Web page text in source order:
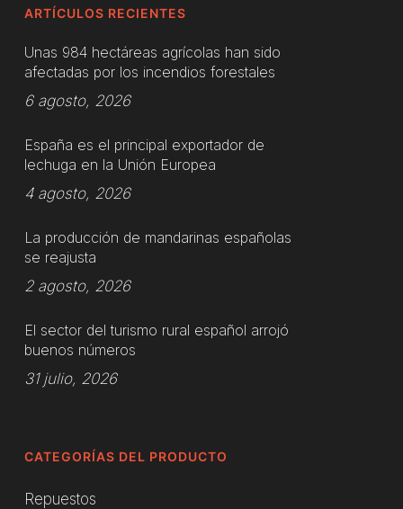
ARTÍCULOS RECIENTES
Unas 984 hectáreas agrícolas han sido
afectadas por los incendios forestales
6 agosto, 2026
España es el principal exportador de
lechuga en la Unión Europea
4 agosto, 2026
La producción de mandarinas españolas
se reajusta
2 agosto, 2026
El sector del turismo rural español arrojó
buenos números
31 julio, 2026
CATEGORÍAS DEL PRODUCTO
Repuestos